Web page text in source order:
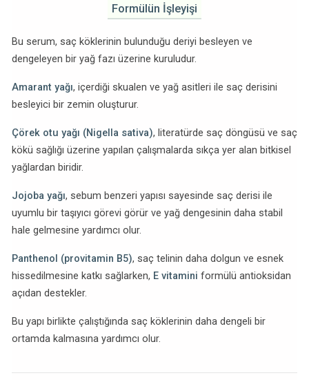
Formülün İşleyişi
Bu serum, saç köklerinin bulunduğu deriyi besleyen ve
dengeleyen bir yağ fazı üzerine kuruludur.
Amarant yağı, içerdiği skualen ve yağ asitleri ile saç derisini
besleyici bir zemin oluşturur.
Çörek otu yağı (Nigella sativa), literatürde saç döngüsü ve saç
kökü sağlığı üzerine yapılan çalışmalarda sıkça yer alan bitkisel
yağlardan biridir.
Jojoba yağı, sebum benzeri yapısı sayesinde saç derisi ile
uyumlu bir taşıyıcı görevi görür ve yağ dengesinin daha stabil
hale gelmesine yardımcı olur.
Panthenol (provitamin B5), saç telinin daha dolgun ve esnek
hissedilmesine katkı sağlarken, E vitamini formülü antioksidan
açıdan destekler.
Bu yapı birlikte çalıştığında saç köklerinin daha dengeli bir
ortamda kalmasına yardımcı olur.